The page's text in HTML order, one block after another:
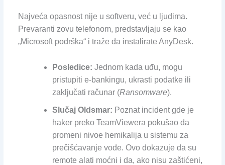
Najveća opasnost nije u softveru, već u ljudima.
Prevaranti zovu telefonom, predstavljaju se kao
„Microsoft podrška“ i traže da instalirate AnyDesk.
Posledice: Jednom kada uđu, mogu
pristupiti e-bankingu, ukrasti podatke ili
zaključati računar (Ransomware).
Slučaj Oldsmar: Poznat incident gde je
haker preko TeamViewera pokušao da
promeni nivoe hemikalija u sistemu za
prečišćavanje vode. Ovo dokazuje da su
remote alati moćni i da, ako nisu zaštićeni,